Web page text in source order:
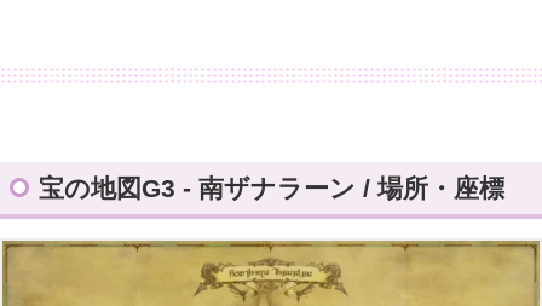
宝の地図G3 - 南ザナラーン / 場所・座標